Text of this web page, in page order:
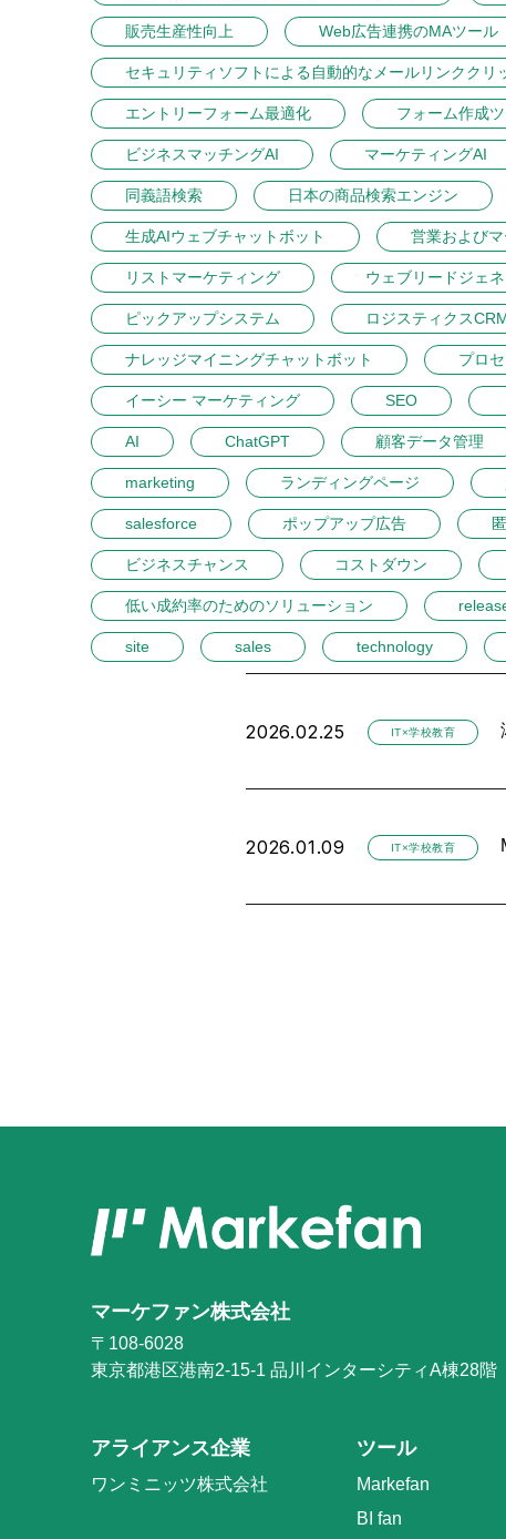
販売生産性向上 Web広告連携のMAツール
セキュリティソフトによる自動的なメールリンククリ
エントリーフォーム最適化 フォーム作成
ビジネスマッチングAI マーケティングAI
同義語検索 日本の商品検索エンジン
生成AIウェブチャットボット 営業および
リストマーケティング ウェブリードジェ
ピックアップシステム ロジスティクス
ナレッジマイニングチャットボット プロ
イーシー マーケティング SEO
AI ChatGPT 顧客データ管理
marketing ランディングページ
salesforce ポップアップ広告
ビジネスチャンス コストダウン
低い成約率のためのソリューション
site sales technology
2026.02.25 IT×学校教育
2026.01.09 IT×学校教育
マーケファン株式会社
〒108-6028
東京都港区港南2-15-1 品川インターシティA棟28階
アライアンス企業
ワンミニッツ株式会社
ツール
Markefan
BI fan